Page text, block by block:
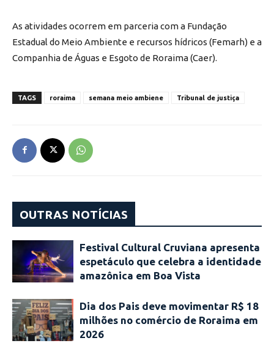
As atividades ocorrem em parceria com a Fundação
Estadual do Meio Ambiente e recursos hídricos (Femarh) e a
Companhia de Águas e Esgoto de Roraima (Caer).
TAGS roraima semana meio ambiene Tribunal de justiça
OUTRAS NOTÍCIAS
Festival Cultural Cruviana apresenta
espetáculo que celebra a identidade
amazônica em Boa Vista
Dia dos Pais deve movimentar R$ 18
milhões no comércio de Roraima em
2026